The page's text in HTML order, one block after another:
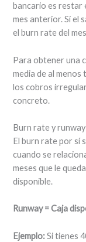
bancario es restar
mes anterior. Si el
el burn rate del
Para obtener una
media de al
los cobros
concreto.
Burn rate y
El burn rate por sí
cuando se
meses que le
disponible.
Runway = Caja
Ejemplo:Si tienes